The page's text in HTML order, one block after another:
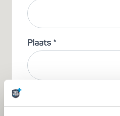
Plaats *